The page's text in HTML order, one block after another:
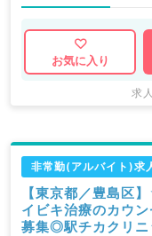
お気に入り
求
非常勤(アルバイト)求
【東京都／豊島区
イビキ治療のカウ
募集◎駅チカクリニ